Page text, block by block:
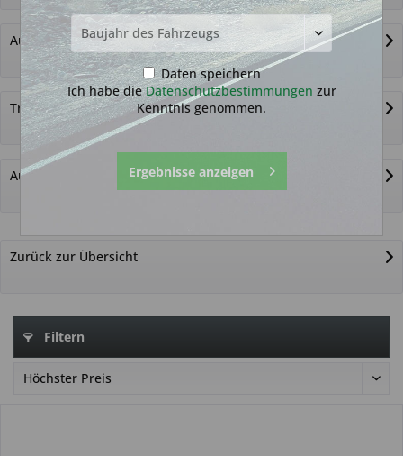
Autoschlüsselgehäuse und Zubehör
Transponder
Autoschlüssel nicht gefunden?
Zurück zur Übersicht
Filtern
Daten speichern
Ich habe dieDatenschutzbestimmungen zur
Kenntnis genommen.
Ergebnisse anzeigen